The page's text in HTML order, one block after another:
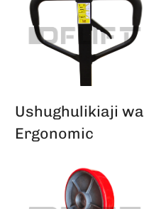
Ushughulikiaji wa
Ergonomic